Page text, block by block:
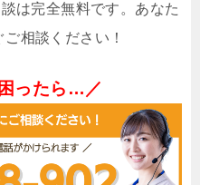
は完全無料です。あなた
相談ください！
ったら…／